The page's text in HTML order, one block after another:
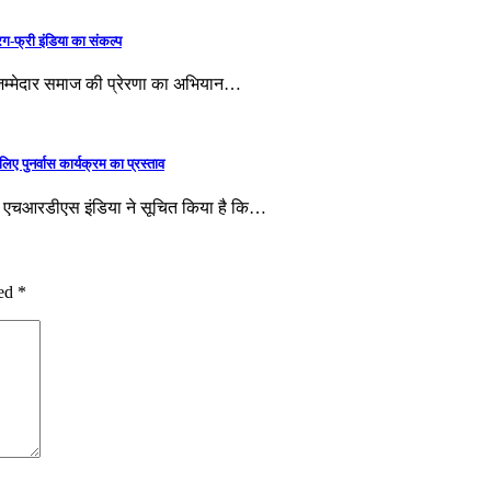
फ्री इंडिया का संकल्प
समाज की प्रेरणा का अभियान…
पुनर्वास कार्यक्रम का प्रस्ताव
इंडिया ने सूचित किया है कि…
*